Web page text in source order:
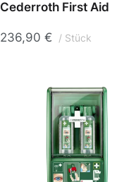
Cederroth First Aid
236,90 € Stück